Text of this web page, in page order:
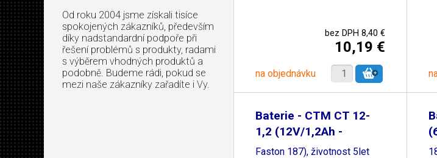
Od roku 2004 jsme získali tisíce
spokojených zákazníků, především
díky nadstandardní podpoře při
řešení problémů s produkty, radami
s výběrem vhodných produktů a
podobně. Budeme rádi, pokud se
mezi naše zákazníky zařadíte i Vy.
bez DPH 8,40 €
10,19 €
na objednávku
Baterie - CTM CT 12-
1,2 (12V/1,2Ah -
Faston 187), životnost 5let